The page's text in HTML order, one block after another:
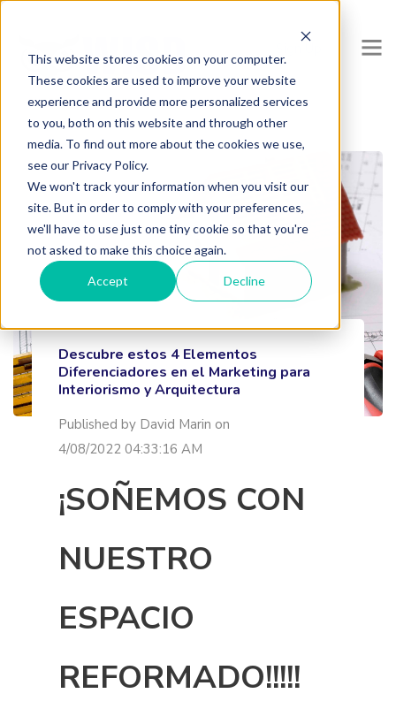
This website stores cookies on your computer.
These cookies are used to improve your website
experience and provide more personalized services
to you, both on this website and through other
media. To find out more about the cookies we use,
see our Privacy Policy.
We won't track your information when you visit our
site. But in order to comply with your preferences,
we'll have to use just one tiny cookie so that you're
not asked to make this choice again.
Accept Decline
Descubre estos 4 Elementos
Diferenciadores en el Marketing para
Interiorismo y Arquitectura
Published by David Marin on
4/08/2022 04:33:16 AM
¡SOÑEMOS CON
NUESTRO
ESPACIO
REFORMADO!!!!!